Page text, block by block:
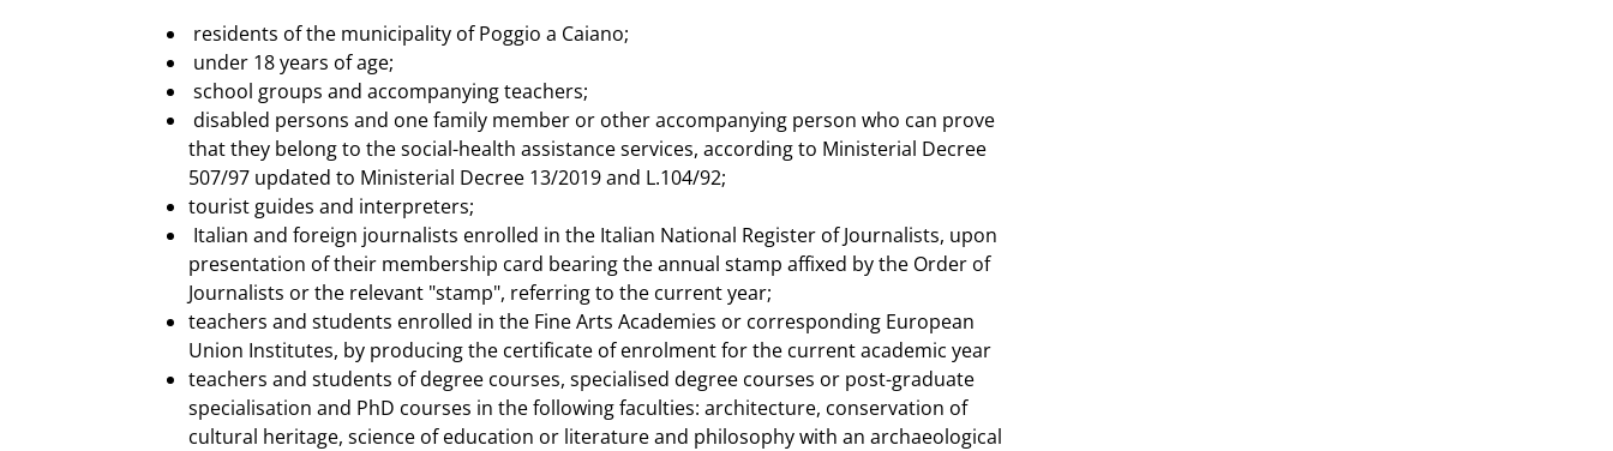
residents of the municipality of Poggio a Caiano;
under 18 years of age;
school groups and accompanying teachers;
disabled persons and one family member or other accompanying person who can prove
that they belong to the social-health assistance services, according to Ministerial Decree
507/97 updated to Ministerial Decree 13/2019 and L.104/92;
tourist guides and interpreters;
Italian and foreign journalists enrolled in the Italian National Register of Journalists, upon
presentation of their membership card bearing the annual stamp affixed by the Order of
Journalists or the relevant "stamp", referring to the current year;
teachers and students enrolled in the Fine Arts Academies or corresponding European
Union Institutes, by producing the certificate of enrolment for the current academic year
teachers and students of degree courses, specialised degree courses or post-graduate
specialisation and PhD courses in the following faculties: architecture, conservation of
cultural heritage, science of education or literature and philosophy with an archaeological